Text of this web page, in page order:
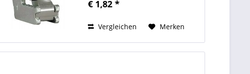
Klemmraum BxH=7.5x7.5mm, mit
geöffnetem Klemmraum und...
€ 1,82 *
Vergleichen Merken